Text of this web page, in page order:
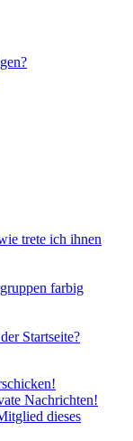
trete ich ihnen
farbig
Startseite?
Nachrichten!
dieses